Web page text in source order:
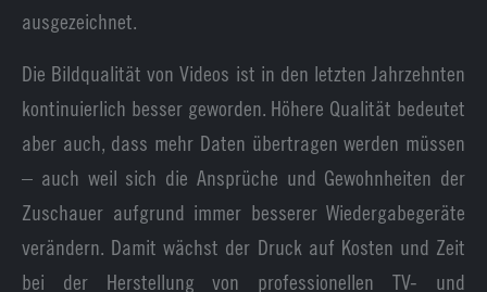
ausgezeichnet.
Die Bildqualität von Videos ist in den letzten Jahrzehnten
kontinuierlich besser geworden. Höhere Qualität bedeutet
aber auch, dass mehr Daten übertragen werden müssen
– auch weil sich die Ansprüche und Gewohnheiten der
Zuschauer aufgrund immer besserer Wiedergabegeräte
verändern. Damit wächst der Druck auf Kosten und Zeit
bei der Herstellung von professionellen TV- und